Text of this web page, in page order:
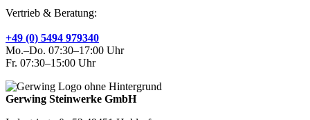
Vertrieb & Beratung:
+49 (0) 5494 979340
Mo.–Do. 07:30–17:00 Uhr
Fr. 07:30–15:00 Uhr
Gerwing Steinwerke GmbH